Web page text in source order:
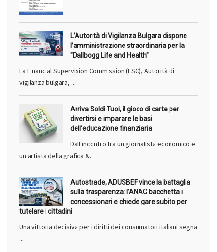
L’Autorità di Vigilanza Bulgara dispone
l’amministrazione straordinaria per la
"Dallbogg Life and Health"
La Financial Supervision Commission (FSC), Autorità di
vigilanza bulgara, ...
Arriva Soldi Tuoi, il gioco di carte per
divertirsi e imparare le basi
dell'educazione finanziaria
Dall'incontro tra un giornalista economico e
un artista della grafica &...
Autostrade, ADUSBEF vince la battaglia
sulla trasparenza: l’ANAC bacchetta i
concessionari e chiede gare subito per
tutelare i cittadini
Una vittoria decisiva per i diritti dei consumatori italiani segna
...